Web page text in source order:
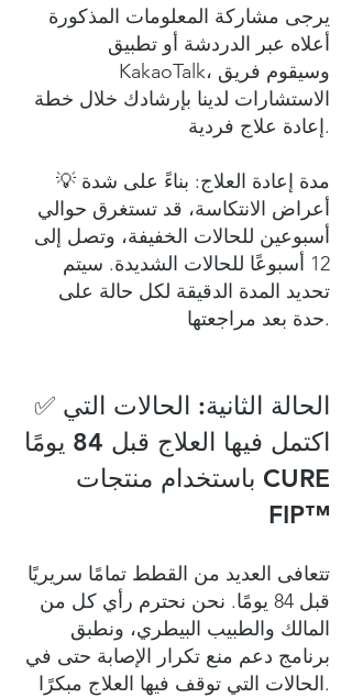
يرجى مشاركة المعلومات المذكورة
أعلاه عبر الدردشة أو تطبيق
KakaoTalk، وسيقوم فريق
الاستشارات لدينا بإرشادك خلال خطة
إعادة علاج فردية.
💡 مدة إعادة العلاج: بناءً على شدة
أعراض الانتكاسة، قد تستغرق حوالي
أسبوعين للحالات الخفيفة، وتصل إلى
12 أسبوعًا للحالات الشديدة. سيتم
تحديد المدة الدقيقة لكل حالة على
حدة بعد مراجعتها.
✅ الحالة الثانية: الحالات التي
اكتمل فيها العلاج قبل 84 يومًا
باستخدام منتجات CURE
FIP™
تتعافى العديد من القطط تمامًا سريريًا
قبل 84 يومًا. نحن نحترم رأي كل من
المالك والطبيب البيطري، ونطبق
برنامج دعم منع تكرار الإصابة حتى في
الحالات التي توقف فيها العلاج مبكرًا.